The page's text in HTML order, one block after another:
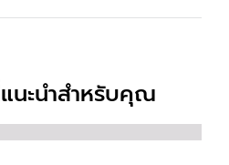
ะนำสำหรับคุณ